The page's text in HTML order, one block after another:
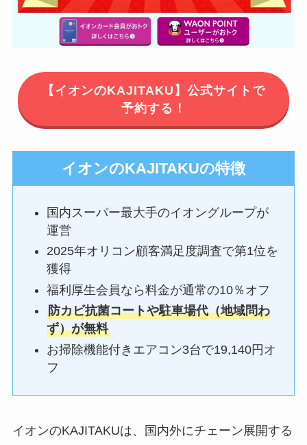
【イオンのKAJITAKU】公式サイトで
予約する！
イオンのKAJITAKUの特徴
国内スーパー最大手のイオングループが
運営
2025年オリコン顧客満足度調査で第1位を
獲得
福利厚生会員なら料金が通常の10％オフ
防カビ抗菌コートや駐車場代（地域問わ
ず）が無料
お掃除機能付きエアコン3台で19,140円オ
フ
イオンのKAJITAKUは、国内外にチェーン展開する